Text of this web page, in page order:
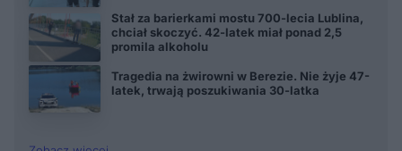
Stał za barierkami mostu 700-lecia Lublina,
chciał skoczyć. 42-latek miał ponad 2,5
promila alkoholu
Tragedia na żwirowni w Berezie. Nie żyje 47-
latek, trwają poszukiwania 30-latka